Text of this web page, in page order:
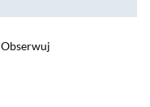
Obserwuj